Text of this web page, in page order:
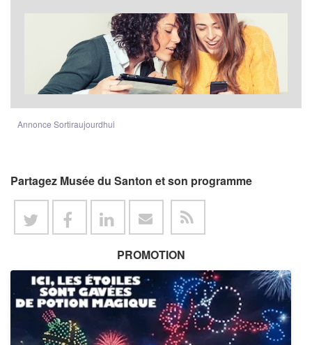
Annonce Sortiraujourdhui
Partagez Musée du Santon et son programme
PROMOTION